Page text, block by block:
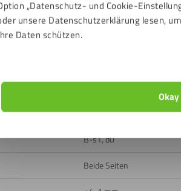
„Datenschutz- und Cookie-
unsere Datenschutzerklärung lesen,
Daten schützen.
Okay
50 %
-40 bis 120 ℃
B-s1, d0
Beide Seiten